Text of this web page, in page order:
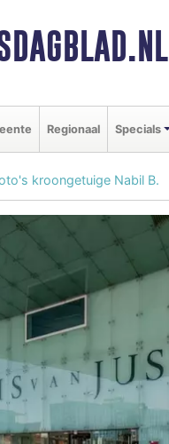
Regionaal Specials
kroongetuige Nabil B.